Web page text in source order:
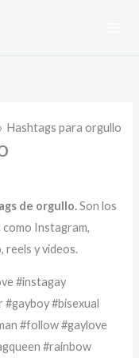
Hashtags para orgullo
de orgullo.Son los
como Instagram,
reels y videos.
#instagay
#gayboy #bisexual
#follow #gaylove
#rainbow